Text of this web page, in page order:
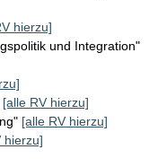
hierzu]
und Integration"
[alle RV hierzu]
[alle RV hierzu]
hierzu]